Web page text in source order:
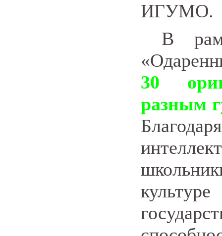
ИГУМО.
В
30
разным